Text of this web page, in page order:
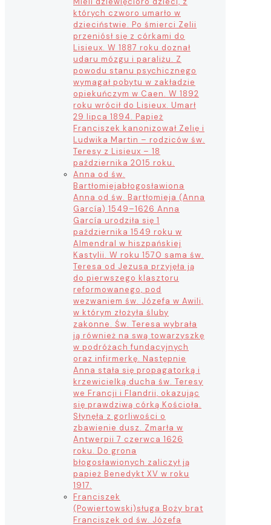
których czworo umarło w
dzieciństwie. Po śmierci Zelii
przeniósł się z córkami do
Lisieux. W 1887 roku doznał
udaru mózgu i paraliżu. Z
powodu stanu psychicznego
wymagał pobytu w zakładzie
opiekuńczym w Caen. W 1892
roku wrócił do Lisieux. Umarł
29 lipca 1894. Papież
Franciszek kanonizował Zelię i
Ludwika Martin – rodziców św.
Teresy z Lisieux – 18
października 2015 roku.
Anna od św.
Bartłomiejabłogosławiona
Anna od św. Bartłomieja (Anna
García) 1549–1626 Anna
García urodziła się 1
października 1549 roku w
Almendral w hiszpańskiej
Kastylii. W roku 1570 sama św.
Teresa od Jezusa przyjęła ją
do pierwszego klasztoru
reformowanego, pod
wezwaniem św. Józefa w Awili,
w którym złożyła śluby
zakonne. Św. Teresa wybrała
ją również na swą towarzyszkę
w podróżach fundacyjnych
oraz infirmerkę. Następnie
Anna stała się propagatorką i
krzewicielką ducha św. Teresy
we Francji i Flandrii, okazując
się prawdziwą córką Kościoła.
Słynęła z gorliwości o
zbawienie dusz. Zmarła w
Antwerpii 7 czerwca 1626
roku. Do grona
błogosławionych zaliczył ją
papież Benedykt XV w roku
1917.
Franciszek
(Powiertowski)sługa Boży brat
Franciszek od św. Józefa